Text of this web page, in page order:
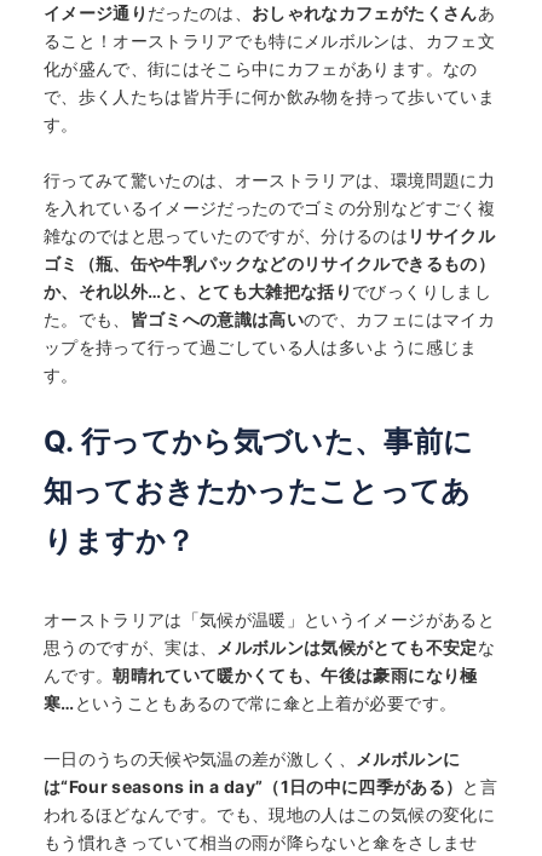
イメージ通り だったのは、 おしゃれなカフェがたくさんあ
ること！オーストラリアでも特にメルボルンは、カフェ文
化が盛んで、街にはそこら中にカフェがあります。なの
で、歩く人たちは皆片手に何か飲み物を持って歩いていま
す。
行ってみて驚いたのは、オーストラリアは、環境問題に力
を入れているイメージだったのでゴミの分別などすごく複
雑なのではと思っていたのですが、分けるのは リサイクル
ゴミ（瓶、缶や牛乳パックなどのリサイクルできるもの）
か、それ以外…と、とても大雑把な括り でびっくりしまし
た。でも、 皆ゴミへの意識は高いので、カフェにはマイカ
ップを持って行って過ごしている人は多いように感じま
す。
Q. 行ってから気づいた、事前に
知っておきたかったことってあ
りますか？
オーストラリアは「気候が温暖」というイメージがあると
思うのですが、実は、
メルボルンは気候がとても不安定な
んです。朝晴れていて暖かくても、午後は豪雨になり極
寒…ということもあるので常に傘と上着が必要です。
一日のうちの天候や気温の差が激しく、
メルボルンに
は“Four seasons in a day” （1日の中に四季がある） と言
われるほどなんです。でも、現地の人はこの気候の変化に
もう慣れきっていて相当の雨が降らないと傘をさしませ